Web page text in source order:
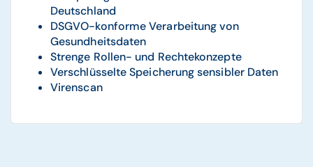
Deutschland
DSGVO-konforme Verarbeitung von
Gesundheitsdaten
Strenge Rollen- und Rechtekonzepte
Verschlüsselte Speicherung sensibler Daten
Virenscan